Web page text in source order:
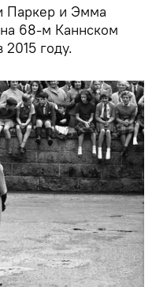
Паркер и Эмма
68-м Каннском
году.